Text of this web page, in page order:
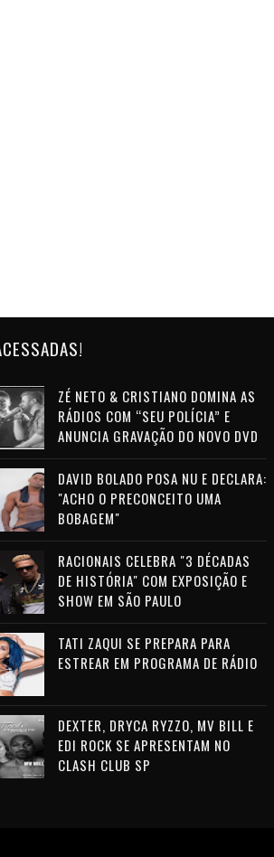
ZÉ NETO & CRISTIANO DOMINA AS
RÁDIOS COM “SEU POLÍCIA” E
ANUNCIA GRAVAÇÃO DO NOVO DVD
DAVID BOLADO POSA NU E DECLARA:
"ACHO O PRECONCEITO UMA
BOBAGEM"
RACIONAIS CELEBRA "3 DÉCADAS
DE HISTÓRIA" COM EXPOSIÇÃO E
SHOW EM SÃO PAULO
TATI ZAQUI SE PREPARA PARA
ESTREAR EM PROGRAMA DE RÁDIO
DEXTER, DRYCA RYZZO, MV BILL E
EDI ROCK SE APRESENTAM NO
CLASH CLUB SP